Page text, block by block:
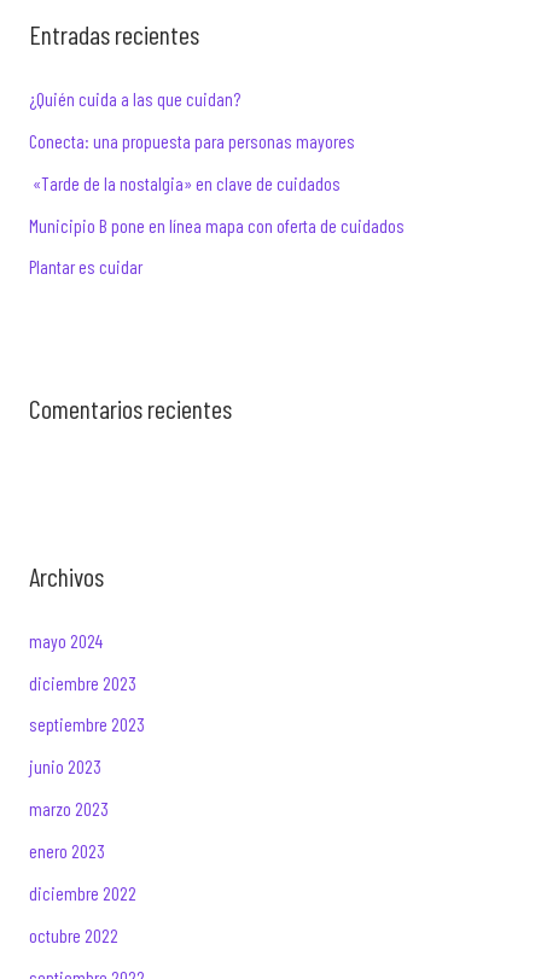
f
o
Entradas recientes
¿Quién cuida a las que cuidan?
Conecta: una propuesta para personas mayores
«Tarde de la nostalgia» en clave de cuidados
Municipio B pone en línea mapa con oferta de cuidados
Plantar es cuidar
Comentarios recientes
Archivos
mayo 2024
diciembre 2023
septiembre 2023
junio 2023
marzo 2023
enero 2023
diciembre 2022
octubre 2022